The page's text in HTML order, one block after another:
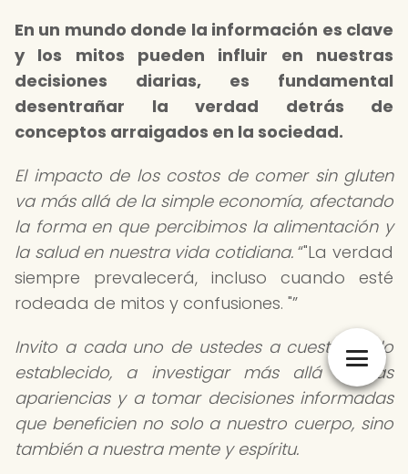
En un mundo donde la información es clave
y los mitos pueden influir en nuestras
decisiones diarias, es fundamental
desentrañar la verdad detrás de
conceptos arraigados en la sociedad.
El impacto de los costos de comer sin gluten
va más allá de la simple economía, afectando
la forma en que percibimos la alimentación y
la salud en nuestra vida cotidiana. "La verdad
siempre prevalecerá, incluso cuando esté
rodeada de mitos y confusiones. "
Invito a cada uno de ustedes a cuestionar lo
establecido, a investigar más allá de las
apariencias y a tomar decisiones informadas
que beneficien no solo a nuestro cuerpo, sino
también a nuestra mente y espíritu.